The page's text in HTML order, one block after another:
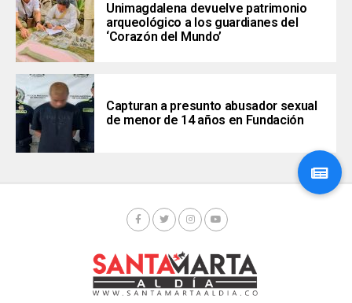
Unimagdalena devuelve patrimonio
arqueológico a los guardianes del
‘Corazón del Mundo’
Capturan a presunto abusador sexual
de menor de 14 años en Fundación